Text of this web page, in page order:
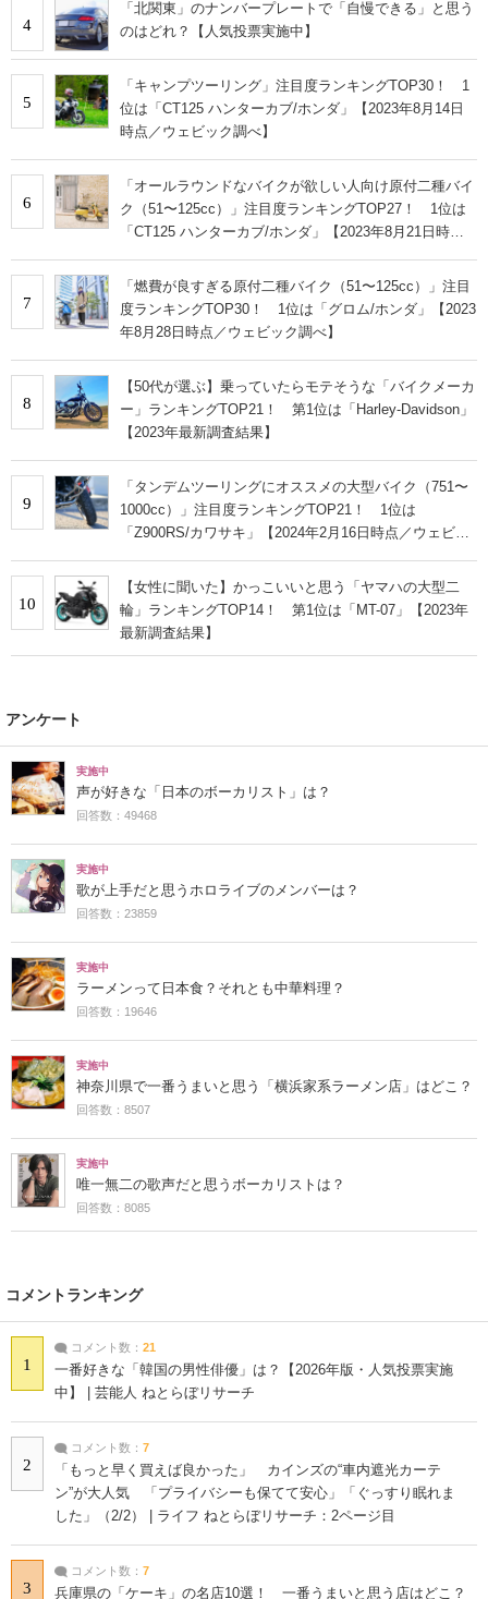
4
「北関東」のナンバープレートで「自慢できる」と思う
のはどれ？【人気投票実施中】
5
「キャンプツーリング」注目度ランキングTOP30！ 1
位は「CT125 ハンターカブ/ホンダ」【2023年8月14日
時点／ウェビック調べ】
6
「オールラウンドなバイクが欲しい人向け原付二種バイ
ク（51〜125cc）」注目度ランキングTOP27！ 1位は
「CT125 ハンターカブ/ホンダ」【2023年8月21日時点
7
「燃費が良すぎる原付二種バイク（51〜125cc）」注目
度ランキングTOP30！ 1位は「グロム/ホンダ」【2023
年8月28日時点／ウェビック調べ】
8
【50代が選ぶ】乗っていたらモテそうな「バイクメーカ
ー」ランキングTOP21！ 第1位は「Harley-Davidson」
【2023年最新調査結果】
9
「タンデムツーリングにオススメの大型バイク（751〜
1000cc）」注目度ランキングTOP21！ 1位は
「Z900RS/カワサキ」【2024年2月16日時点／ウェビッ
10
【女性に聞いた】かっこいいと思う「ヤマハの大型二
輪」ランキングTOP14！ 第1位は「MT-07」【2023年
最新調査結果】
アンケート
実施中
声が好きな「日本のボーカリスト」は？
回答数：49468
実施中
歌が上手だと思うホロライブのメンバーは？
回答数：23859
実施中
ラーメンって日本食？それとも中華料理？
回答数：19646
実施中
神奈川県で一番うまいと思う「横浜家系ラーメン店」はどこ？
回答数：8507
実施中
唯一無二の歌声だと思うボーカリストは？
回答数：8085
コメントランキング
1
コメント数： 21
一番好きな「韓国の男性俳優」は？【2026年版・人気投票実施
中】 | 芸能人 ねとらぼリサーチ
2
コメント数： 7
「もっと早く買えば良かった」 カインズの“車内遮光カーテ
ン”が大人気 「プライバシーも保てて安心」「ぐっすり眠れま
した」（2/2） | ライフ ねとらぼリサーチ：2ページ目
3
コメント数： 7
兵庫県の「ケーキ」の名店10選！ 一番うまいと思う店はどこ？